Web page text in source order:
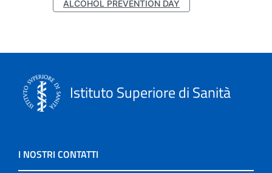
ALCOHOL PREVENTION DAY
Istituto Superiore di Sanità
I NOSTRI CONTATTI